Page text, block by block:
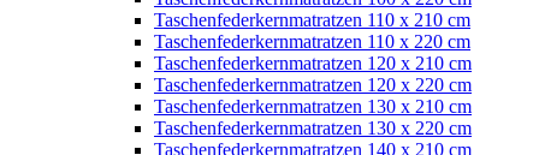
Taschenfederkernmatratzen 110 x 210 cm
Taschenfederkernmatratzen 110 x 220 cm
Taschenfederkernmatratzen 120 x 210 cm
Taschenfederkernmatratzen 120 x 220 cm
Taschenfederkernmatratzen 130 x 210 cm
Taschenfederkernmatratzen 130 x 220 cm
Taschenfederkernmatratzen 140 x 210 cm